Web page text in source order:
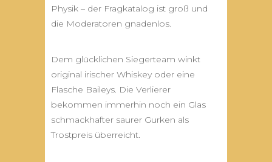
Physik – der Fragkatalog ist groß und
die Moderatoren gnadenlos.
Dem glücklichen Siegerteam winkt
original irischer Whiskey oder eine
Flasche Baileys. Die Verlierer
bekommen immerhin noch ein Glas
schmackhafter saurer Gurken als
Trostpreis überreicht.